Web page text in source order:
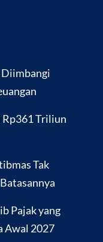
Rp361 Triliun
Tak
Pajak yang
Awal 2027